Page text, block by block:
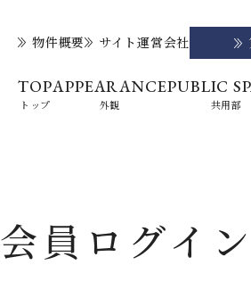
物件概要 サイト運営会社
TOP
トップ
APPEARANCE
外観
PUBLIC
共用部
会員ログイン